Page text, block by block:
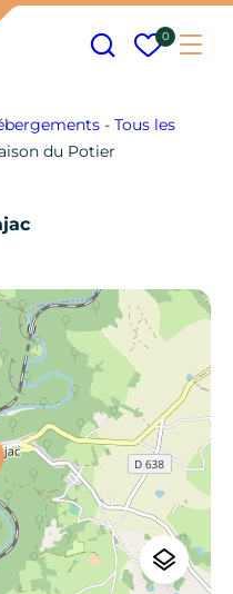
la barre de navigation
Mes
0
- Tous les
du Potier